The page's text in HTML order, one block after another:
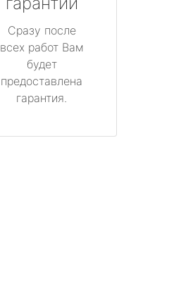
Сразу после
всех работ Вам
будет
предоставлена
гарантия.